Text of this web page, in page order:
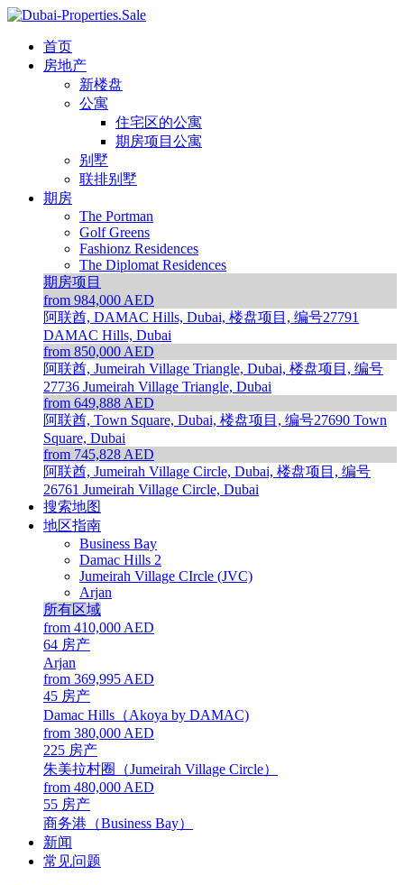
首页
房地产
新楼盘
公寓
住宅区的公寓
期房项目公寓
别墅
联排别墅
期房
The Portman
Golf Greens
Fashionz Residences
The Diplomat Residences
期房项目
from 984,000 AED
阿联酋, DAMAC Hills, Dubai, 楼盘项目, 编号27791
DAMAC Hills, Dubai
from 850,000 AED
阿联酋, Jumeirah Village Triangle, Dubai, 楼盘项目, 编号
27736 Jumeirah Village Triangle, Dubai
from 649,888 AED
阿联酋, Town Square, Dubai, 楼盘项目, 编号27690 Town
Square, Dubai
from 745,828 AED
阿联酋, Jumeirah Village Circle, Dubai, 楼盘项目, 编号
26761 Jumeirah Village Circle, Dubai
搜索地图
地区指南
Business Bay
Damac Hills 2
Jumeirah Village CIrcle (JVC)
Arjan
所有区域
from 410,000 AED
64 房产
Arjan
from 369,995 AED
45 房产
Damac Hills（Akoya by DAMAC)
from 380,000 AED
225 房产
朱美拉村圈（Jumeirah Village Circle）
from 480,000 AED
55 房产
商务港（Business Bay）
新闻
常见问题